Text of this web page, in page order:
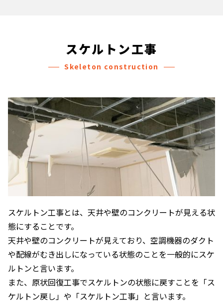
スケルトン工事
Skeleton construction
スケルトン工事とは、天井や壁のコンクリートが見える状
態にすることです。
天井や壁のコンクリートが見えており、空調機器のダクト
や配線がむき出しになっている状態のことを一般的にスケ
ルトンと言います。
また、原状回復工事でスケルトンの状態に戻すことを「ス
ケルトン戻し」や「スケルトン工事」と言います。